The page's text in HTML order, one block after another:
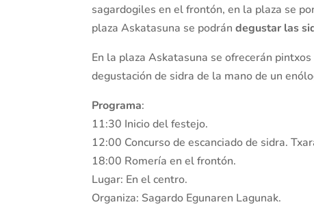
sagardogiles en el frontón, en la plaza se
plaza Askatasuna se podrándegustar las
En la plaza Askatasuna se ofrecerán
degustación de sidra de la mano de un
Programa:
11:30 Inicio del festejo.
12:00 Concurso de escanciado de sidra.
18:00 Romería en el frontón.
Lugar: En el centro.
Organiza: Sagardo Egunaren Lagunak.